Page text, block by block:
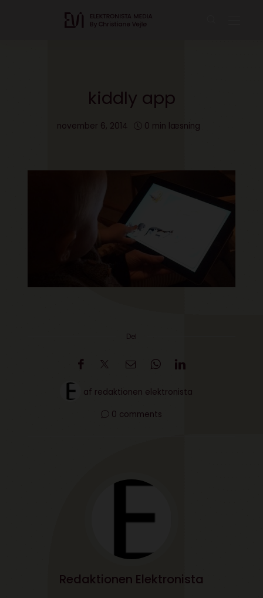
kiddly app
november 6, 2014 0 min læsning
Del
af redaktionen elektronista
0 comments
Redaktionen Elektronista